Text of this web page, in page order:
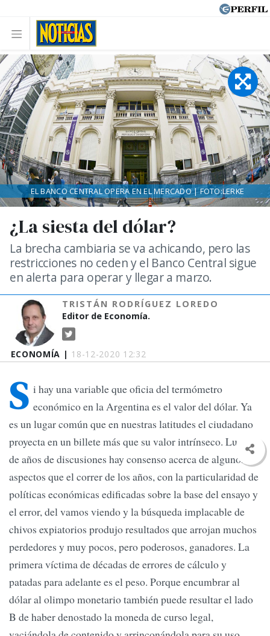
ECONOMÍA | 18-12-2020 12:32
¿La siesta del dólar?
La brecha cambiaria se va achicando, pero las
restricciones no ceden y el Banco Central sigue
en alerta para operar y llegar a marzo.
TRISTÁN RODRÍGUEZ LOREDO
Editor de Economía.
EL BANCO CENTRAL OPERA EN EL MERCADO | FOTO:LERKE
S i hay una variable que oficia del termómetro
económico en la Argentina es el valor del dólar. Ya
es un lugar común que en nuestras latitudes el ciudadano
proyecta en un billete más que su valor intrínseco. Luego
de años de discusiones hay consenso acerca de algunos
aspectos que el correr de los años, con la particularidad de
políticas económicas edificadas sobre la base del ensayo y
el error, del vamos viendo y la búsqueda implacable de
chivos expiatorios produjo resultados que arrojan muchos
perdedores y muy pocos, pero poderosos, ganadores. La
primera víctima de décadas de errores de cálculo y
patadas para adelante es el peso. Porque encumbrar al
dólar al olimpo monetario también puede resultar el lado
B de haber denostado la moneda de curso legal,